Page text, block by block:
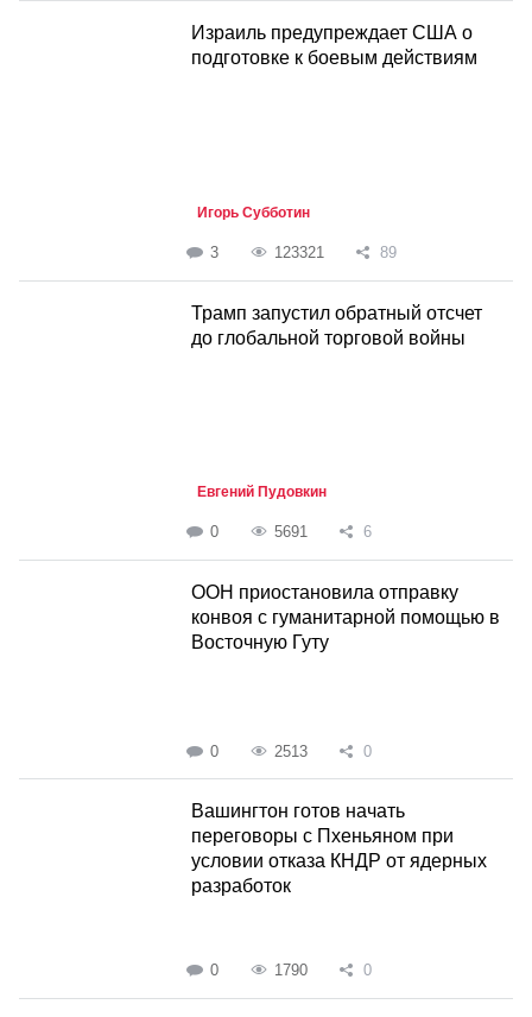
Израиль предупреждает США о
подготовке к боевым действиям
Игорь Субботин
3 123321 89
Трамп запустил обратный отсчет
до глобальной торговой войны
Евгений Пудовкин
0 5691 6
ООН приостановила отправку
конвоя с гуманитарной помощью в
Восточную Гуту
0 2513 0
Вашингтон готов начать
переговоры с Пхеньяном при
условии отказа КНДР от ядерных
разработок
0 1790 0